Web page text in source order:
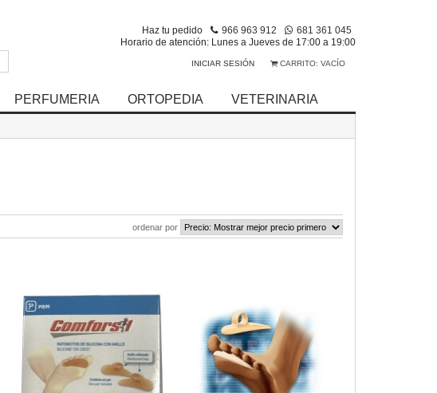
Haz tu pedido 966 963 912
681 361 045
Horario de atención: Lunes a Jueves de 17:00 a 19:00
CARRITO: VACÍO
INICIAR SESIÓN
PERFUMERIA ORTOPEDIA VETERINARIA
ordenar por